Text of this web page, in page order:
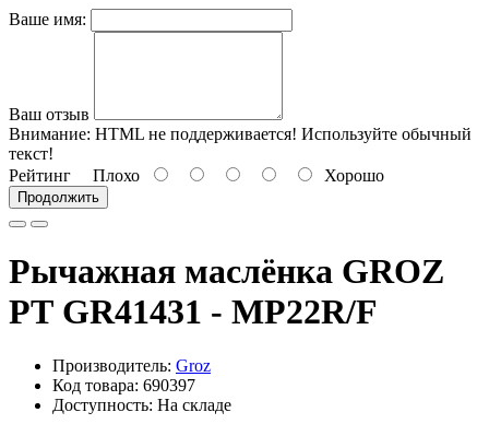
Ваше имя:
Ваш отзыв
Внимание: HTML не поддерживается! Используйте обычный
текст!
Рейтинг Плохо Хорошо
Продолжить
Рычажная маслёнка GROZ
РТ GR41431 - MP22R/F
Производитель: Groz
Код товара: 690397
Доступность: На складе